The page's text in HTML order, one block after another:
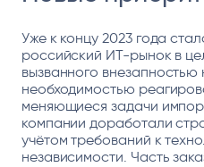
Уже к концу 2023 года
российский ИТ-рынок в
вызванного внезапностью
необходимостью
меняющиеся задачи
компании доработали
учётом требований к
независимости. Часть